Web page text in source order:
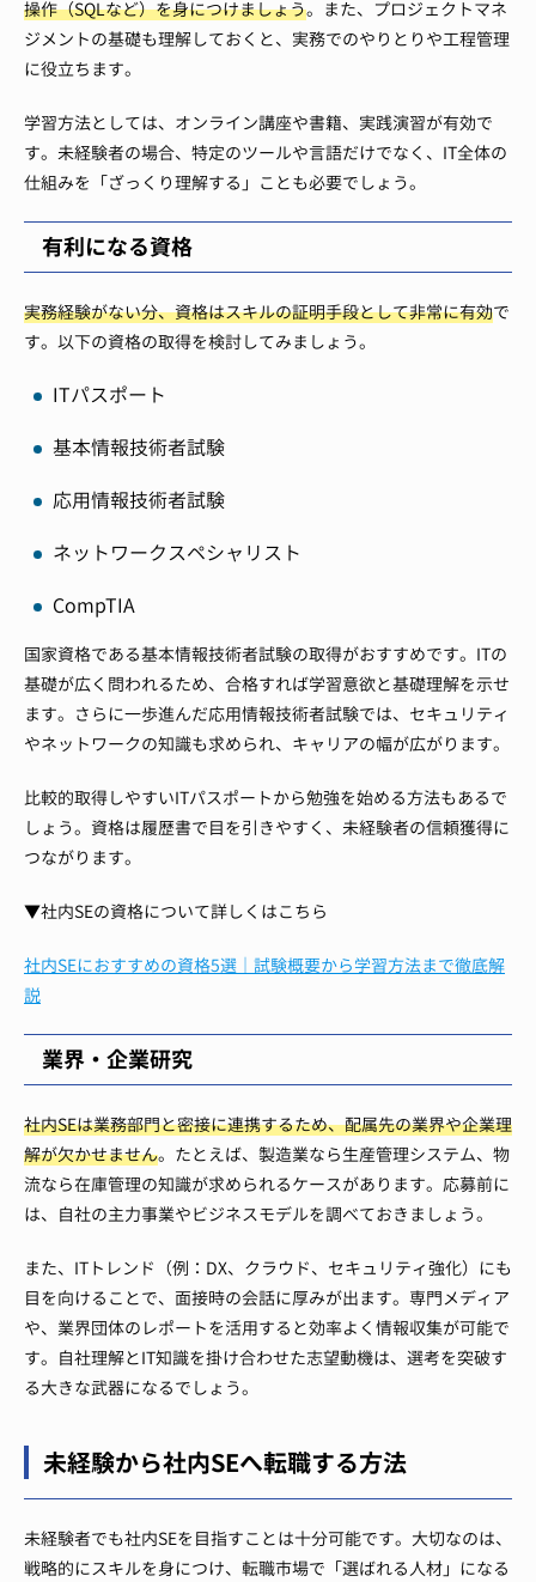
操作（SQLなど）を身につけましょう。また、プロジェクトマネ
ジメントの基礎も理解しておくと、実務でのやりとりや工程管理
に役立ちます。
学習方法としては、オンライン講座や書籍、実践演習が有効で
す。未経験者の場合、特定のツールや言語だけでなく、IT全体の
仕組みを「ざっくり理解する」ことも必要でしょう。
有利になる資格
実務経験がない分、資格はスキルの証明手段として非常に有効で
す。以下の資格の取得を検討してみましょう。
ITパスポート
基本情報技術者試験
応用情報技術者試験
ネットワークスペシャリスト
CompTIA
国家資格である基本情報技術者試験の取得がおすすめです。ITの
基礎が広く問われるため、合格すれば学習意欲と基礎理解を示せ
ます。さらに一歩進んだ応用情報技術者試験では、セキュリティ
やネットワークの知識も求められ、キャリアの幅が広がります。
比較的取得しやすいITパスポートから勉強を始める方法もあるで
しょう。資格は履歴書で目を引きやすく、未経験者の信頼獲得に
つながります。
▼社内SEの資格について詳しくはこちら
社内SEにおすすめの資格5選｜試験概要から学習方法まで徹底解
説
業界・企業研究
社内SEは業務部門と密接に連携するため、配属先の業界や企業理
解が欠かせません。たとえば、製造業なら生産管理システム、物
流なら在庫管理の知識が求められるケースがあります。応募前に
は、自社の主力事業やビジネスモデルを調べておきましょう。
また、ITトレンド（例：DX、クラウド、セキュリティ強化）にも
目を向けることで、面接時の会話に厚みが出ます。専門メディア
や、業界団体のレポートを活用すると効率よく情報収集が可能で
す。自社理解とIT知識を掛け合わせた志望動機は、選考を突破す
る大きな武器になるでしょう。
未経験から社内SEへ転職する方法
未経験者でも社内SEを目指すことは十分可能です。大切なのは、
戦略的にスキルを身につけ、転職市場で「選ばれる人材」になる